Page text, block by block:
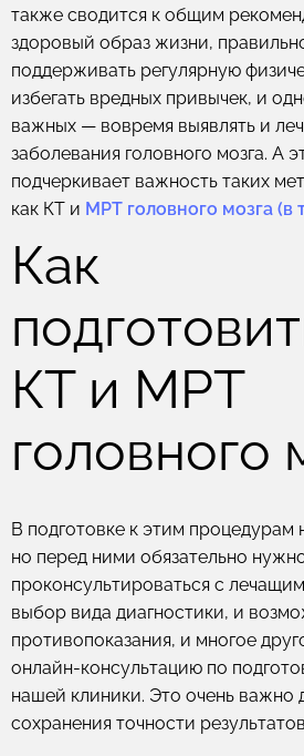
также сводится к общим
здоровый образ жизни,
поддерживать регулярную
избегать вредных привычек, и
важных — вовремя выявлять и
заболевания головного мозга. А
подчеркивает важность таких
как КТ и МРТ головного мозга (в
Как
КТ и МРТ
головного
В подготовке к этим процедурам
но перед ними обязательно
проконсультироваться с
выбор вида диагностики, и
противопоказания, и многое
онлайн-консультацию по
нашей клиники. Это очень важно
сохранения точности